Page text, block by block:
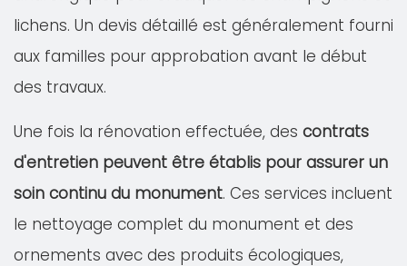
lichens. Un devis détaillé est généralement fourni
aux familles pour approbation avant le début
des travaux.
Une fois la rénovation effectuée, des contrats
d'entretien peuvent être établis pour assurer un
soin continu du monument. Ces services incluent
le nettoyage complet du monument et des
ornements avec des produits écologiques,